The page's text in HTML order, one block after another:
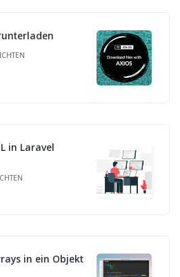
in Laravel
in ein Objekt